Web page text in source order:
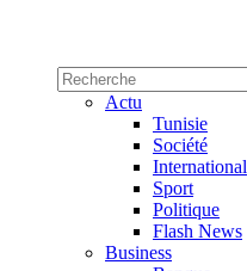
Actu
Tunisie
Société
International
Sport
Politique
Flash News
Business